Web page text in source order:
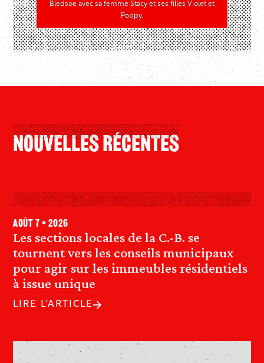
Bledsoe avec sa femme Stacy et ses filles Violet et
Poppy.
Nouvelles Récentes
Les sections locales de la C.-B. se
tournent vers les conseils municipaux
pour agir sur les immeubles résidentiels
à issue unique
août 7 • 2026
LIRE L'ARTICLE